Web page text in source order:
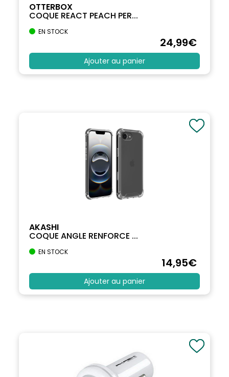
OTTERBOX
COQUE REACT PEACH PER...
EN STOCK
24,99€
Ajouter au panier
AKASHI
COQUE ANGLE RENFORCE ...
EN STOCK
14,95€
Ajouter au panier